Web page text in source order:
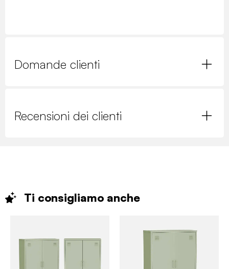
Domande clienti
Recensioni dei clienti
Ti consigliamo anche